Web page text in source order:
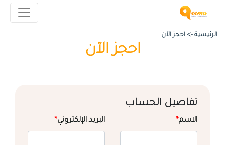
الرئيسية -> احجز الآن
احجز الآن
تفاصيل الحساب
الاسم* البريد الإلكتروني*